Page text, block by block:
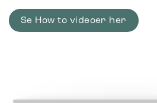
Se How to videoer her